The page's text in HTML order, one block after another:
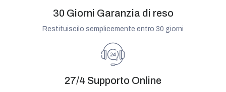
30 Giorni Garanzia di reso
Restituiscilo semplicemente entro 30 giorni
27/4 Supporto Online